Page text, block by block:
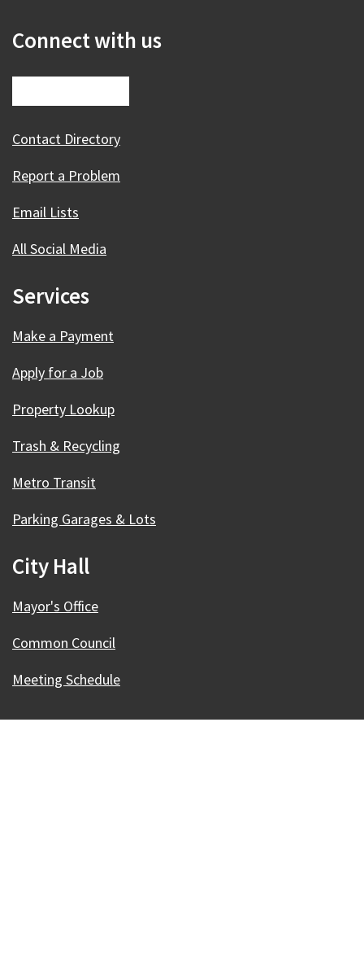
Connect with us
Contact Directory
Report a Problem
Email Lists
All Social Media
Services
Make a Payment
Apply for a Job
Property Lookup
Trash & Recycling
Metro Transit
Parking Garages & Lots
City Hall
Mayor's Office
Common Council
Meeting Schedule